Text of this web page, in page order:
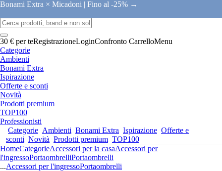
Bonami Extra × Micadoni | Fino al -25% →
30 € per teRegistrazioneLoginConfronto CarrelloMenu
Categorie
Ambienti
Bonami Extra
Ispirazione
Offerte e sconti
Novità
Prodotti premium
TOP100
Professionisti
Categorie Ambienti Bonami Extra Ispirazione Offerte e
sconti Novità Prodotti premium TOP100
HomeCategorieAccessori per la casaAccessori per
l'ingressoPortaombrelliPortaombrelli
...Accessori per l'ingressoPortaombrelli